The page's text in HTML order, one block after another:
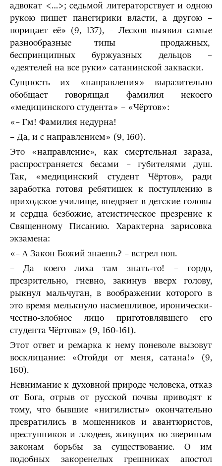
адвокат <…>; седьмой литераторствует и одною
рукою пишет па­негирики власти, а другою –
порицает её» (9, 137), – Лесков выявил самые
разнообразные типы продажных,
беспринципных буржуазных дельцов –
«деятелей на все руки» сатанинской закваски.
Сущность их «направления» выразительно
обобщает говорящая фамилия некоего
«медицинского студента» – «Чёртов»:
«– Гм! Фамилия недурна!
– Да, и с направлением» (9, 160).
Это «направление», как смертельная зараза,
распространяется бесами – губителями душ.
Так, «медицинский студент Чёртов», ради
заработка готовя ребятишек к поступлению в
приходское училище, внедряет в детские головы
и сердца безбожие, атеистическое презрение к
Священному Писанию. Характерна зарисовка
экзамена:
«– А Закон Божий знаешь? – встрел поп.
– Да коего лиха там знать-то! – гордо,
презрительно, гневно, закинув вверх голову,
рыкнул мальчуган, в воображении которого в
это время мелькнуло насмешливое, иронически-
честно-злобное лицо приготовлявшего его
студента Чёртова» (9, 160-161).
Этот ответ и ремарка к нему поневоле вызовут
восклицание: «Отойди от меня, сатана!» (9,
160).
Невнимание к духовной природе человека, отказ
от Бога, отрыв от русской почвы приводят к
тому, что бывшие «нигилисты» окончательно
превратились в мошенников и авантюристов,
преступников и злодеев, живущих по звериным
законам борьбы за существование. О им
подобных закоренелых грешниках апостол